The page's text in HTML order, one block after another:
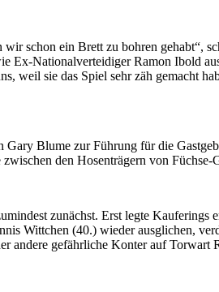
schon ein Brett zu bohren gehabt“,
Ex-Nationalverteidiger Ramon Ibold
weil sie das Spiel sehr zäh gemacht
Blume zur Führung für die
den Hosenträgern von Füchse-
zunächst. Erst legte Kauferings
Wittchen (40.) wieder ausglichen,
andere gefährliche Konter auf Torwart